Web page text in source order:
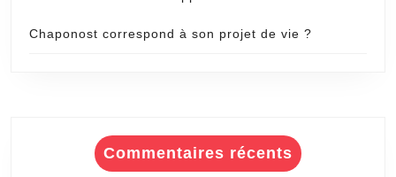
Chaponost correspond à son projet de vie ?
Commentaires récents